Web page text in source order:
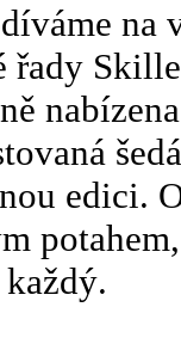
na
řady
edici.